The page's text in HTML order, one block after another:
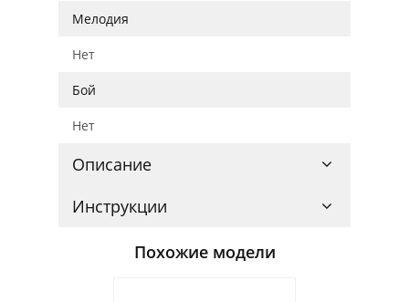
Мелодия
Нет
Бой
Нет
Описание
Инструкции
Похожие модели